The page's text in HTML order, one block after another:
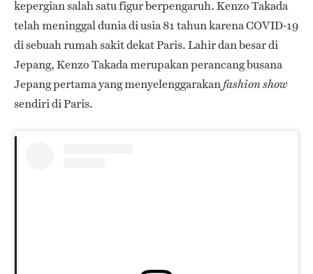
kepergian salah satu figur berpengaruh. Kenzo Takada
telah meninggal dunia di usia 81 tahun karena COVID-19
di sebuah rumah sakit dekat Paris. Lahir dan besar di
Jepang, Kenzo Takada merupakan perancang busana
Jepang pertama yang menyelenggarakan fashionshow
sendiri di Paris.